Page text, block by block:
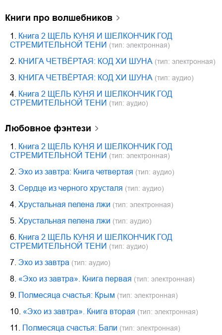
книги про волшебников
1.
Книга 2 ЩЕЛЬ КУНЯ И ШЕЛКОНЧИК ГОД
СТРЕМИТЕЛЬНОЙ ТЕНИ (тип: электронная)
2. КНИГА ЧЕТВЁРТАЯ: КОД ХИ ШУНА (тип: электронная)
3. КНИГА ЧЕТВЁРТАЯ: КОД ХИ ШУНА (тип: аудио)
4. Книга 2 ЩЕЛЬ КУНЯ И ШЕЛКОНЧИК ГОД
СТРЕМИТЕЛЬНОЙ ТЕНИ (тип: аудио)
любовное фэнтези
1.
Книга 2 ЩЕЛЬ КУНЯ И ШЕЛКОНЧИК ГОД
СТРЕМИТЕЛЬНОЙ ТЕНИ (тип: электронная)
2. Эхо из завтра: Книга четвертая (тип: аудио)
3. Сердце из черного хрусталя (тип: аудио)
4. Хрустальная пелена лжи (тип: электронная)
5. Хрустальная пелена лжи (тип: аудио)
6. Книга 2 ЩЕЛЬ КУНЯ И ШЕЛКОНЧИК ГОД
СТРЕМИТЕЛЬНОЙ ТЕНИ (тип: аудио)
7. Эхо из завтра (тип: аудио)
8. «Эхо из завтра». Книга первая (тип: электронная)
9. Полмесяца счастья: Крым (тип: электронная)
10. «Эхо из завтра». Книга вторая (тип: электронная)
11. Полмесяца счастья: Бали (тип: электронная)